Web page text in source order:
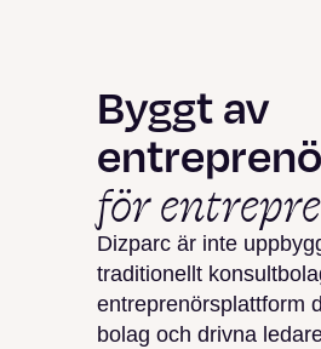
Byggt av
för
Dizparc är inte
traditionellt
entreprenörsplattform
bolag och drivna